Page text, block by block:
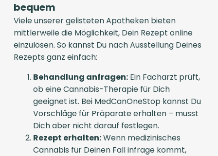
bequem
Viele unserer gelisteten Apotheken bieten
mittlerweile die Möglichkeit, Dein Rezept online
einzulösen. So kannst Du nach Ausstellung Deines
Rezepts ganz einfach:
Behandlung anfragen: Ein Facharzt prüft,
ob eine Cannabis-Therapie für Dich
geeignet ist. Bei MedCanOneStop kannst Du
Vorschläge für Präparate erhalten – musst
Dich aber nicht darauf festlegen.
Rezept erhalten:Wenn medizinisches
Cannabis für Deinen Fall infrage kommt,